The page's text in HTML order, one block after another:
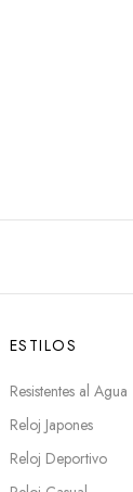
ESTILOS
Resistentes al Agua
Reloj Japones
Reloj Deportivo